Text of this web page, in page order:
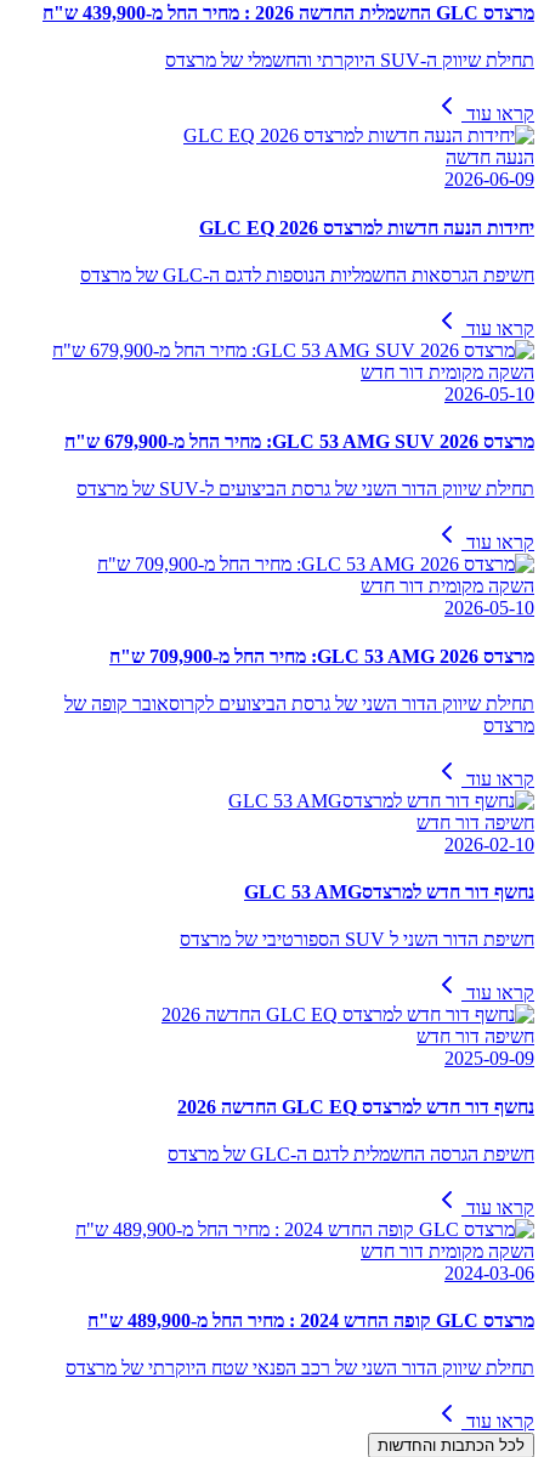
מרצדס GLC החשמלית החדשה 2026 : מחיר החל מ-439,900 ש"ח
תחילת שיווק ה-SUV היוקרתי והחשמלי של מרצדס
קראו עוד
הנעה חדשה
2026-06-09
יחידות הנעה חדשות למרצדס GLC EQ 2026
חשיפת הגרסאות החשמליות הנוספות לדגם ה-GLC של מרצדס
קראו עוד
השקה מקומית דור חדש
2026-05-10
מרצדס GLC 53 AMG SUV 2026: מחיר החל מ-679,900 ש"ח
תחילת שיווק הדור השני של גרסת הביצועים ל-SUV של מרצדס
קראו עוד
השקה מקומית דור חדש
2026-05-10
מרצדס GLC 53 AMG 2026: מחיר החל מ-709,900 ש"ח
תחילת שיווק הדור השני של גרסת הביצועים לקרוסאובר קופה של
מרצדס
קראו עוד
חשיפה דור חדש
2026-02-10
נחשף דור חדש למרצדסGLC 53 AMG
חשיפת הדור השני ל SUV הספורטיבי של מרצדס
קראו עוד
חשיפה דור חדש
2025-09-09
נחשף דור חדש למרצדס GLC EQ החדשה 2026
חשיפת הגרסה החשמלית לדגם ה-GLC של מרצדס
קראו עוד
השקה מקומית דור חדש
2024-03-06
מרצדס GLC קופה החדש 2024 : מחיר החל מ-489,900 ש"ח
תחילת שיווק הדור השני של רכב הפנאי שטח היוקרתי של מרצדס
קראו עוד
לכל הכתבות והחדשות